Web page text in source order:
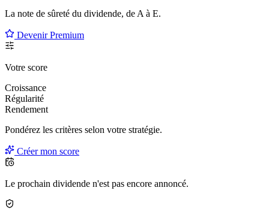
La note de sûreté du dividende, de A à E.
Devenir Premium
Votre score
Croissance
Régularité
Rendement
Pondérez les critères selon votre stratégie.
Créer mon score
Le prochain dividende n'est pas encore annoncé.